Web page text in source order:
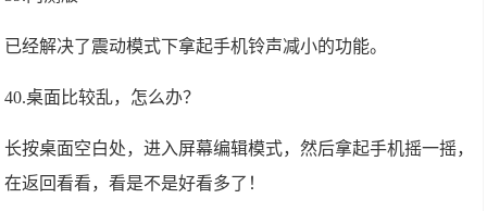
已经解决了震动模式下拿起手机铃声减小的功能。
40.桌面比较乱，怎么办？
长按桌面空白处，进入屏幕编辑模式，然后拿起手机摇一摇，
在返回看看，看是不是好看多了！